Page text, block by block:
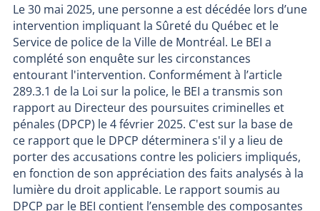
Le 30 mai 2025, une personne a est décédée lors d’une
intervention impliquant la Sûreté du Québec et le
Service de police de la Ville de Montréal. Le BEI a
complété son enquête sur les circonstances
entourant l'intervention. Conformément à l’article
289.3.1 de la Loi sur la police, le BEI a transmis son
rapport au Directeur des poursuites criminelles et
pénales (DPCP) le 4 février 2025. C'est sur la base de
ce rapport que le DPCP déterminera s'il y a lieu de
porter des accusations contre les policiers impliqués,
en fonction de son appréciation des faits analysés à la
lumière du droit applicable. Le rapport soumis au
DPCP par le BEI contient l’ensemble des composantes